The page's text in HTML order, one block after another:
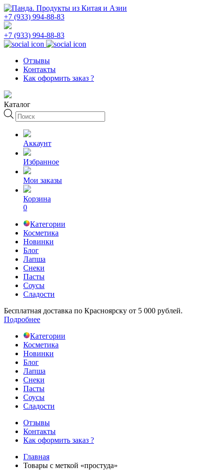
+7 (933) 994-88-83
+7 (933) 994-88-83
Отзывы
Контакты
Как оформить заказ ?
Каталог
Поиск
товаров
Аккаунт
Избранное
Мои заказы
Корзина
0
Категории
Косметика
Новинки
Блог
Лапша
Снеки
Пасты
Соусы
Сладости
Бесплатная доставка по Красноярску от 5 000 рублей.
Подробнее
Категории
Косметика
Новинки
Блог
Лапша
Снеки
Пасты
Соусы
Сладости
Отзывы
Контакты
Как оформить заказ ?
Главная
Товары с меткой «простуда»